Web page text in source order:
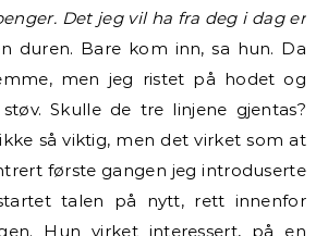
Det jeg vil ha fra deg i dag er
duren. Bare kom inn, sa hun. Da
men jeg ristet på hodet og
Skulle de tre linjene gjentas?
så viktig, men det virket som at
første gangen jeg introduserte
talen på nytt, rett innenfor
Hun virket interessert, på en